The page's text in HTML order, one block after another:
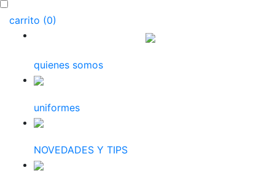
carrito (0)
quienes somos
uniformes
NOVEDADES Y TIPS